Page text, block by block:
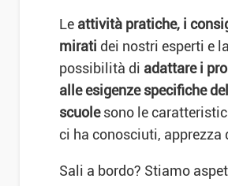
Le attività pratiche, i
mirati dei nostri esperti e la
possibilità di adattare i
alle esigenze specifiche
scuolesono le
ci ha conosciuti, apprezza
Sali a bordo? Stiamo